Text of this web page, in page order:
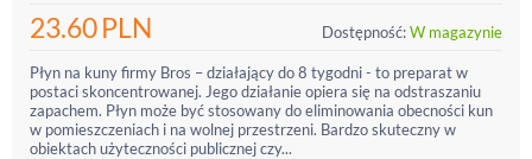
23.60PLN Dostępność:W magazynie
Płyn na kuny firmy Bros – działający do 8 tygodni - to preparat w
postaci skoncentrowanej. Jego działanie opiera się na odstraszaniu
zapachem. Płyn może być stosowany do eliminowania obecności kun
w pomieszczeniach i na wolnej przestrzeni. Bardzo skuteczny w
obiektach użyteczności publicznej czy...